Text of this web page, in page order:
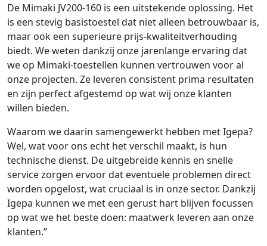
De Mimaki JV200-160 is een uitstekende oplossing. Het
is een stevig basistoestel dat niet alleen betrouwbaar is,
maar ook een superieure prijs-kwaliteitverhouding
biedt. We weten dankzij onze jarenlange ervaring dat
we op Mimaki-toestellen kunnen vertrouwen voor al
onze projecten. Ze leveren consistent prima resultaten
en zijn perfect afgestemd op wat wij onze klanten
willen bieden.
Waarom we daarin samengewerkt hebben met Igepa?
Wel, wat voor ons echt het verschil maakt, is hun
technische dienst. De uitgebreide kennis en snelle
service zorgen ervoor dat eventuele problemen direct
worden opgelost, wat cruciaal is in onze sector. Dankzij
Igepa kunnen we met een gerust hart blijven focussen
op wat we het beste doen: maatwerk leveren aan onze
klanten.”